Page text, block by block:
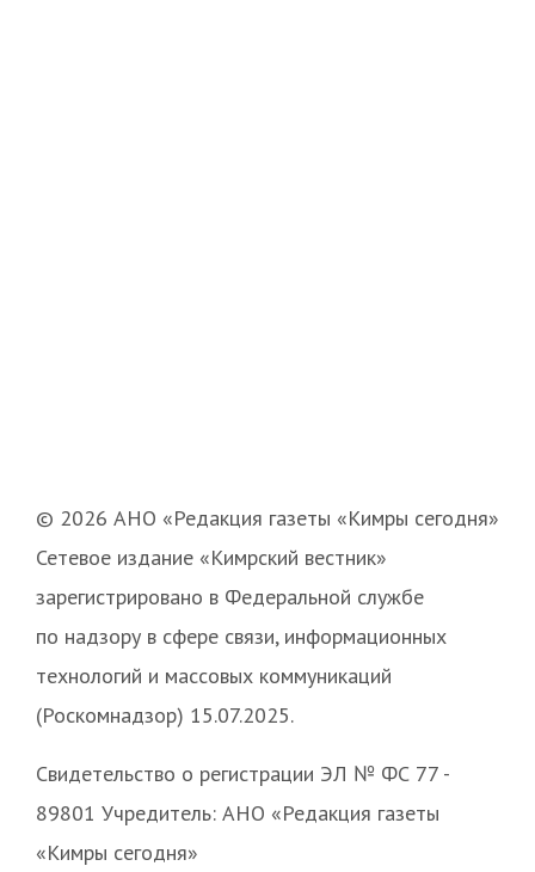
© 2026 АНО «Редакция газеты «Кимры сегодня»
Сетевое издание «Кимрский вестник»
зарегистрировано в Федеральной службе
по надзору в сфере связи, информационных
технологий и массовых коммуникаций
(Роскомнадзор) 15.07.2025.
Свидетельство о регистрации ЭЛ № ФС 77 -
89801 Учредитель: АНО «Редакция газеты
«Кимры сегодня»